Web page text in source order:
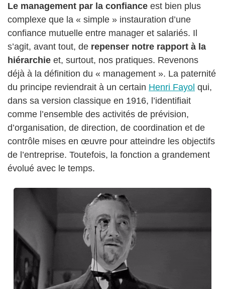
Le management par la confiance est bien plus
complexe que la « simple » instauration d’une
confiance mutuelle entre manager et salariés. Il
s’agit, avant tout, de repenser notre rapport à la
hiérarchie et, surtout, nos pratiques. Revenons
déjà à la définition du « management ». La paternité
du principe reviendrait à un certain Henri Fayol qui,
dans sa version classique en 1916, l’identifiait
comme l’ensemble des activités de prévision,
d’organisation, de direction, de coordination et de
contrôle mises en œuvre pour atteindre les objectifs
de l’entreprise. Toutefois, la fonction a grandement
évolué avec le temps.